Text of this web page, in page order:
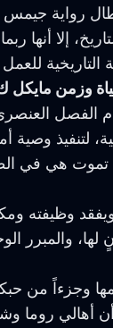
رواية
إلا أنها
التاريخية
وزمن مايكل
لتنفيذ
هي في
وظيفته
والمبرر
وجزءاً من
روما